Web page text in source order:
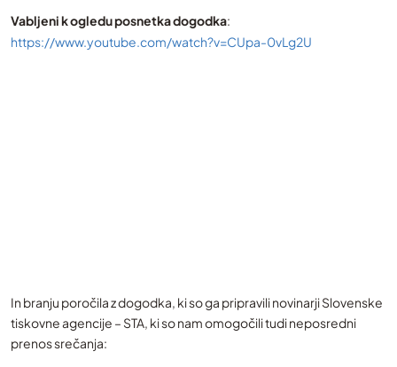
Vabljeni k ogledu posnetka dogodka:
https://www.youtube.com/watch?v=CUpa-0vLg2U
In branju poročila z dogodka, ki so ga pripravili novinarji Slovenske
tiskovne agencije – STA, ki so nam omogočili tudi neposredni
prenos srečanja: